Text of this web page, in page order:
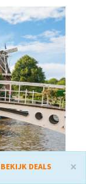
×
BEKIJK DEALS